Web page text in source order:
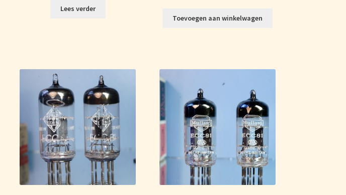
Lees verder
Toevoegen aan winkelwagen